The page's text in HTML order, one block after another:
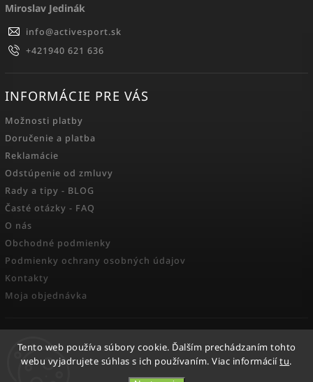
Tento web používa súbory cookie. Ďalším prechádzaním tohto
webu vyjadrujete súhlas s ich používaním. Viac informáciítu.
Miroslav Jedinák
info@activesport.sk
+421940 621 636
INFORMÁCIE PRE VÁS
Možnosti platby
Doručenie a platba
Reklamácie
Odstúpenie od zmluvy
Rady a tipy - BLOG
Časté otázky - FAQ
O nás
Obchodné podmienky
Podmienky ochrany osobných údajov
Kontakty
Moja objednávka
FACEBOOK